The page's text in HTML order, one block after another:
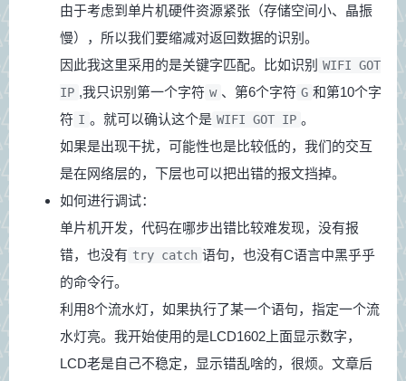
由于考虑到单片机硬件资源紧张（存储空间小、晶振
慢），所以我们要缩减对返回数据的识别。
因此我这里采用的是关键字匹配。比如识别 WIFI GOT
IP ,我只识别第一个字符 w 、第6个字符 G 和第10个字
符 I 。就可以确认这个是 WIFI GOT IP 。
如果是出现干扰，可能性也是比较低的，我们的交互
是在网络层的，下层也可以把出错的报文挡掉。
如何进行调试：
单片机开发，代码在哪步出错比较难发现，没有报
错，也没有 try catch 语句，也没有C语言中黑乎乎
的命令行。
利用8个流水灯，如果执行了某一个语句，指定一个流
水灯亮。我开始使用的是LCD1602上面显示数字，
LCD老是自己不稳定，显示错乱啥的，很烦。文章后